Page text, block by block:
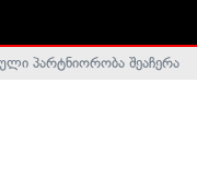
- ჰელსინკის